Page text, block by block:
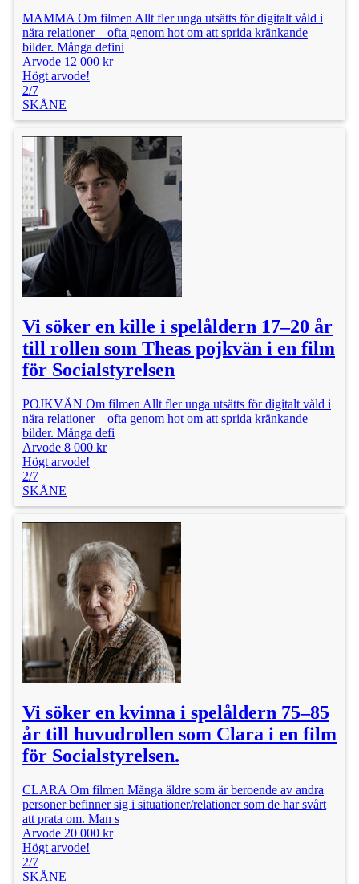
MAMMA Om filmen Allt fler unga utsätts för digitalt våld i
nära relationer – ofta genom hot om att sprida kränkande
bilder. Många defini
Arvode 12 000 kr
Högt arvode!
2/7
SKÅNE
Vi söker en kille i spelåldern 17–20 år
till rollen som Theas pojkvän i en film
för Socialstyrelsen
POJKVÄN Om filmen Allt fler unga utsätts för digitalt våld i
nära relationer – ofta genom hot om att sprida kränkande
bilder. Många defi
Arvode 8 000 kr
Högt arvode!
2/7
SKÅNE
Vi söker en kvinna i spelåldern 75–85
år till huvudrollen som Clara i en film
för Socialstyrelsen.
CLARA Om filmen Många äldre som är beroende av andra
personer befinner sig i situationer/relationer som de har svårt
att prata om. Man s
Arvode 20 000 kr
Högt arvode!
2/7
SKÅNE